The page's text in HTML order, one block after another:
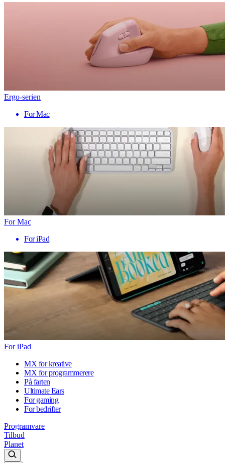
Ergo-serien
For Mac
For Mac
For iPad
For iPad
MX for kreative
MX for programmerere
På farten
Ultimate Ears
For gaming
For bedrifter
Programvare
Tilbud
Planet